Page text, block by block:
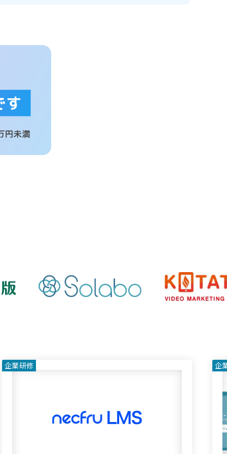
企業研修 学